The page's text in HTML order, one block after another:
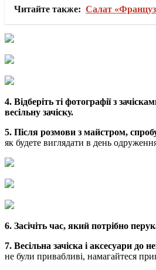
Читайте также: Салат
4. Відберіть ті фотографії з
весільну зачіску.
5. Після розмови з майстром,
як будете виглядати в день
6. Засічіть час, який потрібно
7. Весільна зачіска і аксесуари до
не були привабливі, намагайтеся